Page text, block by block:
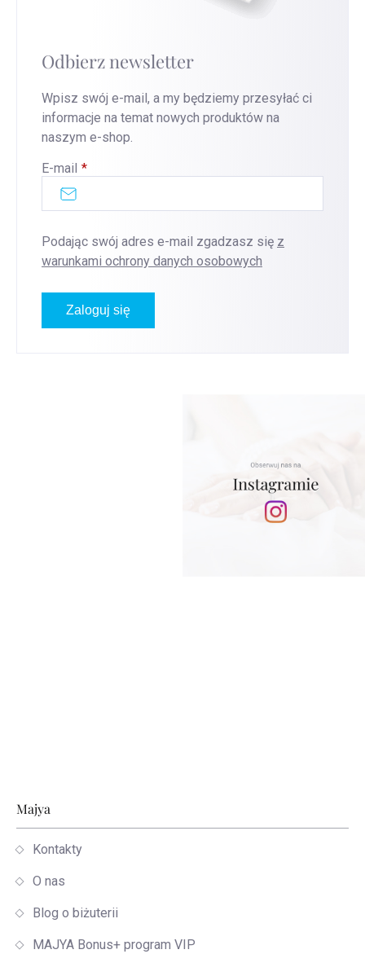
Odbierz newsletter
Wpisz swój e-mail, a my będziemy przesyłać ci
informacje na temat nowych produktów na
naszym e-shop.
E-mail
Podając swój adres e-mail zgadzasz się z
warunkami ochrony danych osobowych
Zaloguj się
Stopka
Majya
Kontakty
O nas
Blog o biżuterii
MAJYA Bonus+ program VIP